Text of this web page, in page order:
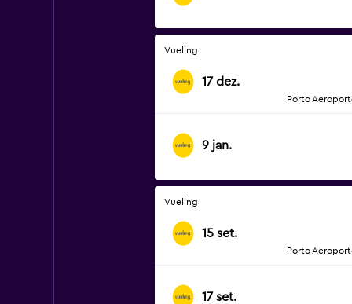
Vueling
17 dez.
Porto
9 jan.
Vueling
15 set.
Porto
17 set.